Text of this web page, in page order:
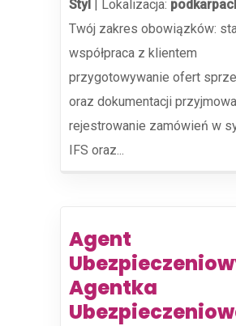
Styl Lokalizacja:
Twój zakres obowiązków:
współpraca z klientem
przygotowywanie ofert
oraz dokumentacji
rejestrowanie zamówień w
IFS oraz...
Agent
Agentka